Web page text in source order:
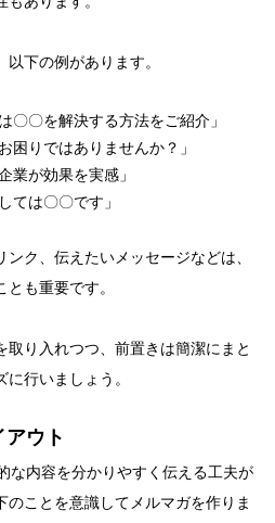
下の例があります。
〇〇を解決する方法をご紹介」
困りではありませんか？」
業が効果を実感」
ては〇〇です」
ク、伝えたいメッセージなどは、
も重要です。
取り入れつつ、前置きは簡潔にまと
行いましょう。
ウト
な内容を分かりやすく伝える工夫が
のことを意識してメルマガを作りま